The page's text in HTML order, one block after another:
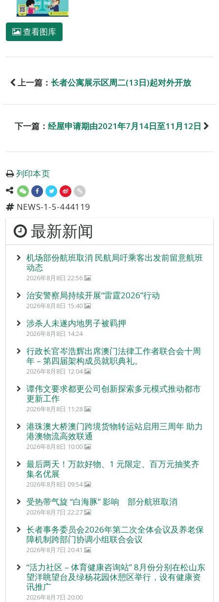
查看图库
上一篇： 长者公寓展示区周二(13日)起对外开放
下一篇： 经屋申请期由2021年7月14日至11月12日
列印本页
NEWS-1-5-444119
最新新闻
机场部份航班取消 民航局吁乘客出发前留意航班
动态
2026年8月8日 22:56
治安警察局持续开展“雷霆2026”行动
2026年8月8日 15:40
涉杀人未遂内地男子被羁押
2026年8月8日 14:24
行政长官岑浩辉出席澳门法律工作者联合会十周
年 – 第四届架构成员就职典礼。
2026年8月8日 12:04
谭伟文要求都更公司创新探索多元模式推动都市
更新工作
2026年8月8日 11:28
港珠澳大桥澳门跨境货物转运站启用三周年 助力
港澳物流高效联通
2026年8月8日 10:00
最后两天！万款好物、1 元限定、百万元抽奖齐
集名优展
2026年8月8日 09:54
受热带气旋 “白海豚” 影响 部分航班取消
2026年8月7日 22:27
长者事务委员会2026年第二次全体会议及养老保
障机制跨部门协调小组联合会议
2026年8月7日 20:41
“活力社区 – 体育健康咨询站” 8月份分别在松山东
望洋眺望台及绿杨花园休憩区举行，设有健康资
讯推广
2026年8月7日 20:00